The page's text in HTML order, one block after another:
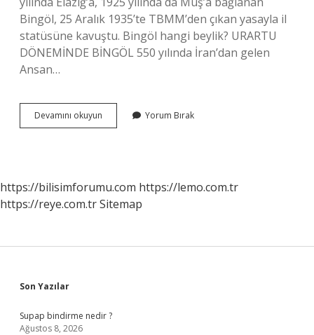
Bingöl, 25 Aralık 1935’te TBMM’den çıkan yasayla il
statüsüne kavuştu. Bingöl hangi beylik? URARTU
DÖNEMİNDE BİNGÖL 550 yılında İran’dan gelen
Ansan…
Devamını okuyun
Hangi
Yorum Bırak
https://bilisimforumu.com https://lemo.com.tr
https://reye.com.trSitemap
Sidebar
Son Yazılar
Supap bindirme nedir ?
Ağustos 8, 2026